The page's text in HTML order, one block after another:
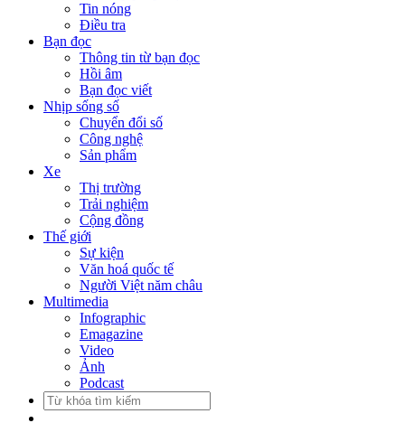
Tin nóng
Điều tra
Bạn đọc
Thông tin từ bạn đọc
Hồi âm
Bạn đọc viết
Nhịp sống số
Chuyển đổi số
Công nghệ
Sản phẩm
Xe
Thị trường
Trải nghiệm
Cộng đồng
Thế giới
Sự kiện
Văn hoá quốc tế
Người Việt năm châu
Multimedia
Infographic
Emagazine
Video
Ảnh
Podcast